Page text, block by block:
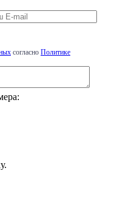
согласно Политике